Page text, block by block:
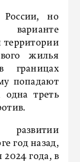
но
варианте
территории
жилья
границах
попадают
одна треть
год назад,
2024 года, в